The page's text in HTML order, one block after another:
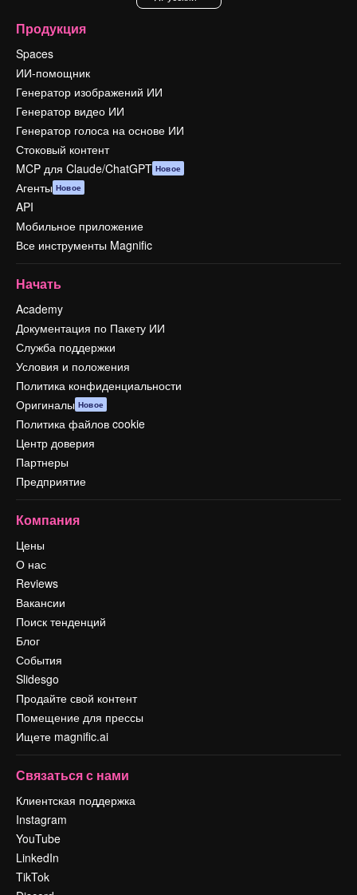
Продукция
Spaces
ИИ-помощник
Генератор изображений ИИ
Генератор видео ИИ
Генератор голоса на основе ИИ
Стоковый контент
MCP для Claude/ChatGPT Новое
Агенты Новое
API
Мобильное приложение
Все инструменты Magnific
Начать
Academy
Документация по Пакету ИИ
Служба поддержки
Условия и положения
Политика конфиденциальности
Оригиналы Новое
Политика файлов cookie
Центр доверия
Партнеры
Предприятие
Компания
Цены
О нас
Reviews
Вакансии
Поиск тенденций
Блог
События
Slidesgo
Продайте свой контент
Помещение для прессы
Ищете magnific.ai
Связаться с нами
Клиентская поддержка
Instagram
YouTube
LinkedIn
TikTok